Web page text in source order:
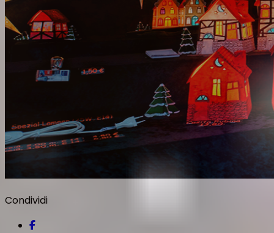
Condividi